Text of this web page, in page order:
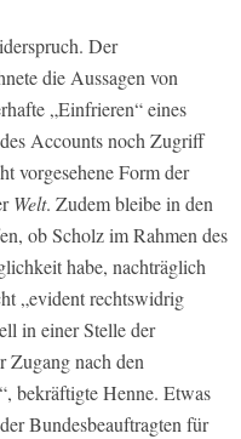
Der
die Aussagen von
„Einfrieren“ eines
Accounts noch Zugriff
vorgesehene Form der
Welt. Zudem bleibe in den
ob Scholz im Rahmen des
habe, nachträglich
„evident rechtswidrig
in einer Stelle der
Zugang nach den
bekräftigte Henne. Etwas
Bundesbeauftragten für